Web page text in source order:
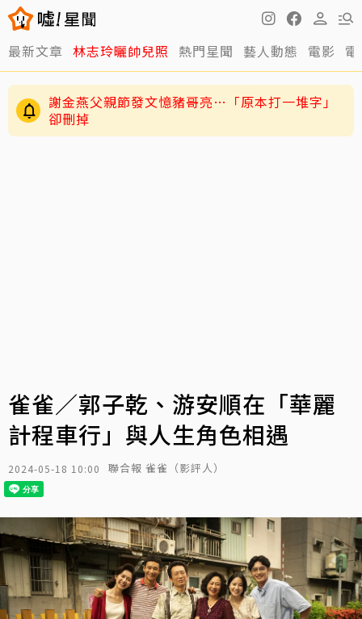
最新文章 林志玲曬帥兒照 熱門星聞 藝人動態 電影
練HYROX練到雙手全是繭！夏和熙拍戲不能拍特
寫
雀雀／郭子乾、游安順在「華麗
計程車行」與人生角色相遇
2024-05-18 10:00 聯合報 雀雀（影評人）